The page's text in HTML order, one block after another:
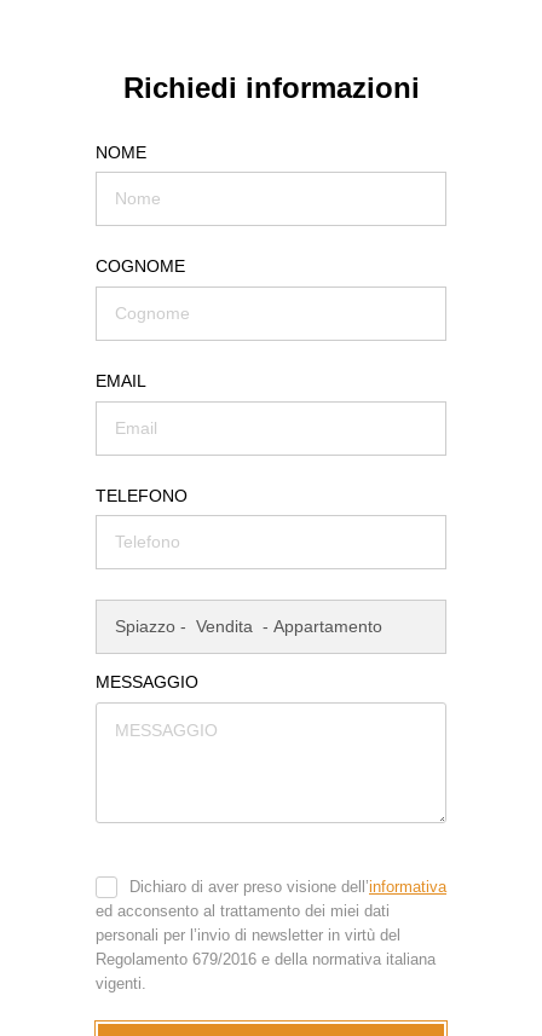
Richiedi informazioni
NOME
COGNOME
EMAIL
TELEFONO
MESSAGGIO
Dichiaro di aver preso visione dell’informativa
ed acconsento al trattamento dei miei dati
personali per l’invio di newsletter in virtù del
Regolamento 679/2016 e della normativa italiana
vigenti.